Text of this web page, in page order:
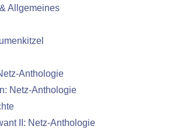
Allgemeines
Anthologie
Netz-Anthologie
II: Netz-Anthologie